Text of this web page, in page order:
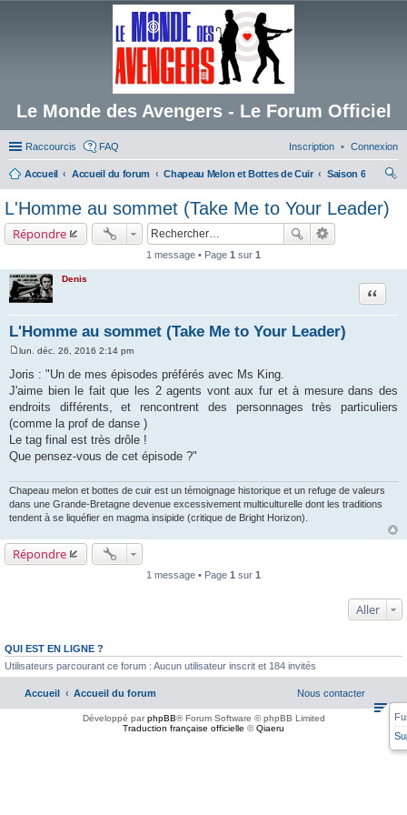
Le Monde des Avengers - Le Forum Officiel
Raccourcis FAQ Connexion
Inscription
Accueil Accueil du forum Chapeau Melon et Bottes de Cuir
Saison 6
her
L'Homme au sommet (Take Me to Your Leader)
Répondre
1 message • Page 1 sur 1
Denis
L'Homme au sommet (Take Me to Your Leader)
Citation
s
s
g
e
lun. déc. 26, 2016 2:14 pm
Joris : "Un de mes épisodes préférés avec Ms King.
J'aime bien le fait que les 2 agents vont aux fur et à mesure dans des
endroits différents, et rencontrent des personnages très particuliers
(comme la prof de danse )
Le tag final est très drôle !
Que pensez-vous de cet épisode ?"
Chapeau melon et bottes de cuir est un témoignage historique et un refuge de valeurs
dans une Grande-Bretagne devenue excessivement multiculturelle dont les traditions
tendent à se liquéfier en magma insipide (critique de Bright Horizon).
Répondre
1 message • Page 1 sur 1
Aller
QUI EST EN LIGNE ?
Utilisateurs parcourant ce forum : Aucun utilisateur inscrit et 184 invités
Accueil Accueil du forum Nous contacter
Développé parphpBB® Forum Software © phpBB Limited
Traduction française officielle ©Qiaeru